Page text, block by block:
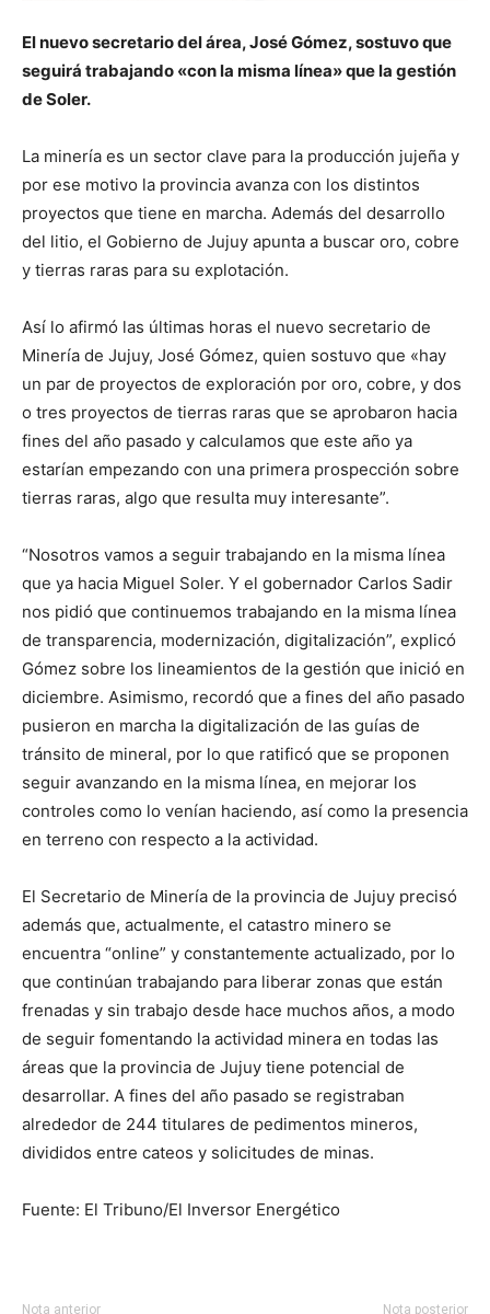
El nuevo secretario del área, José Gómez, sostuvo que
seguirá trabajando «con la misma línea» que la gestión
de Soler.
La minería es un sector clave para la producción jujeña y
por ese motivo la provincia avanza con los distintos
proyectos que tiene en marcha. Además del desarrollo
del litio, el Gobierno de Jujuy apunta a buscar oro, cobre
y tierras raras para su explotación.
Así lo afirmó las últimas horas el nuevo secretario de
Minería de Jujuy, José Gómez, quien sostuvo que «hay
un par de proyectos de exploración por oro, cobre, y dos
o tres proyectos de tierras raras que se aprobaron hacia
fines del año pasado y calculamos que este año ya
estarían empezando con una primera prospección sobre
tierras raras, algo que resulta muy interesante”.
“Nosotros vamos a seguir trabajando en la misma línea
que ya hacia Miguel Soler. Y el gobernador Carlos Sadir
nos pidió que continuemos trabajando en la misma línea
de transparencia, modernización, digitalización”, explicó
Gómez sobre los lineamientos de la gestión que inició en
diciembre. Asimismo, recordó que a fines del año pasado
pusieron en marcha la digitalización de las guías de
tránsito de mineral, por lo que ratificó que se proponen
seguir avanzando en la misma línea, en mejorar los
controles como lo venían haciendo, así como la presencia
en terreno con respecto a la actividad.
El Secretario de Minería de la provincia de Jujuy precisó
además que, actualmente, el catastro minero se
encuentra “online” y constantemente actualizado, por lo
que continúan trabajando para liberar zonas que están
frenadas y sin trabajo desde hace muchos años, a modo
de seguir fomentando la actividad minera en todas las
áreas que la provincia de Jujuy tiene potencial de
desarrollar. A fines del año pasado se registraban
alrededor de 244 titulares de pedimentos mineros,
divididos entre cateos y solicitudes de minas.
Fuente: El Tribuno/El Inversor Energético
Nota anterior Nota posterior